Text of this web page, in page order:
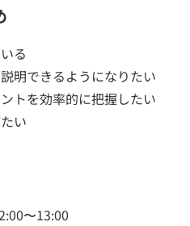
る
明できるようになりたい
トを効率的に把握したい
い
〜13:00